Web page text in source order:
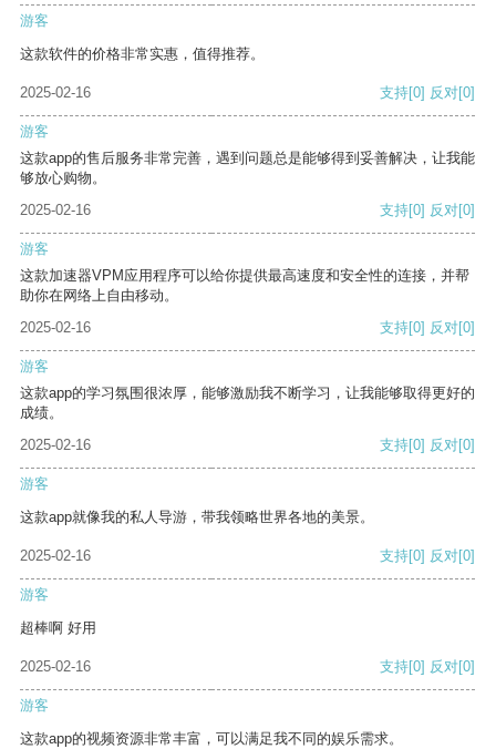
游客
这款软件的价格非常实惠，值得推荐。
2025-02-16 支持[0] 反对[0]
游客
这款app的售后服务非常完善，遇到问题总是能够得到妥善解决，让我能
够放心购物。
2025-02-16
支持[0] 反对[0]
游客
这款加速器VPM应用程序可以给你提供最高速度和安全性的连接，并帮
助你在网络上自由移动。
2025-02-16
支持[0] 反对[0]
游客
这款app的学习氛围很浓厚，能够激励我不断学习，让我能够取得更好的
成绩。
2025-02-16
支持[0] 反对[0]
游客
这款app就像我的私人导游，带我领略世界各地的美景。
2025-02-16 支持[0] 反对[0]
游客
超棒啊 好用
2025-02-16 支持[0] 反对[0]
游客
这款app的视频资源非常丰富，可以满足我不同的娱乐需求。